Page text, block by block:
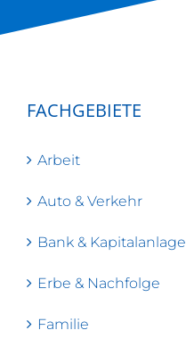
FACHGEBIETE
Arbeit
Auto & Verkehr
Bank & Kapitalanlage
Erbe & Nachfolge
Familie